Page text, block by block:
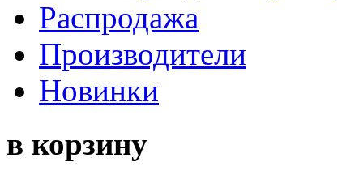
Распродажа
Производители
Новинки
в корзину